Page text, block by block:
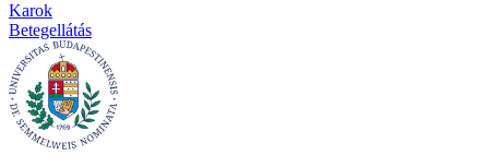
Karok
Betegellátás